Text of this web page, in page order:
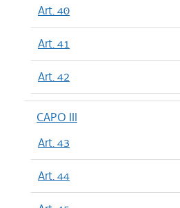
Art. 40
Art. 41
Art. 42
CAPO III
Art. 43
Art. 44